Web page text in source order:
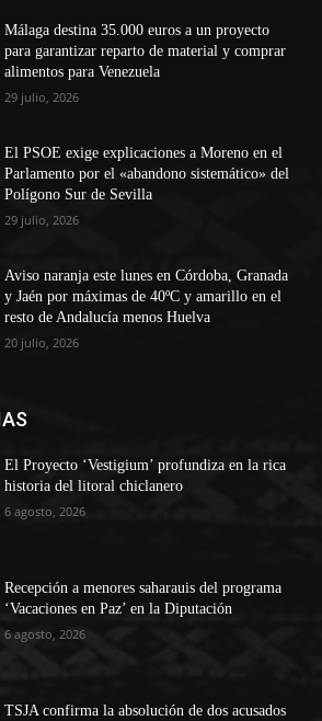
Málaga destina 35.000 euros a un proyecto
para garantizar reparto de material y comprar
alimentos para Venezuela
29 julio, 2026
El PSOE exige explicaciones a Moreno en el
Parlamento por el «abandono sistemático» del
Polígono Sur de Sevilla
29 julio, 2026
Aviso naranja este lunes en Córdoba, Granada
y Jaén por máximas de 40ºC y amarillo en el
resto de Andalucía menos Huelva
20 julio, 2026
El Proyecto ‘Vestigium’ profundiza en la rica
historia del litoral chiclanero
6 agosto, 2026
Recepción a menores saharauis del programa
‘Vacaciones en Paz’ en la Diputación
6 agosto, 2026
TSJA confirma la absolución de dos acusados